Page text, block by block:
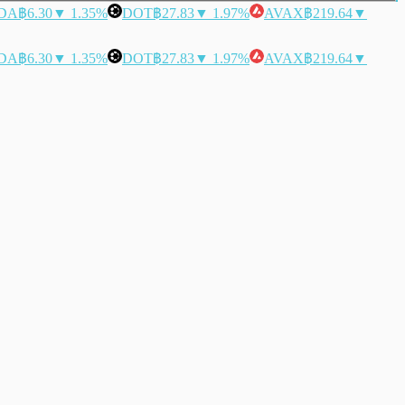
฿6.30▼ 1.35% DOT฿27.83▼ 1.97% AVAX฿219.64▼
฿6.30▼ 1.35% DOT฿27.83▼ 1.97% AVAX฿219.64▼